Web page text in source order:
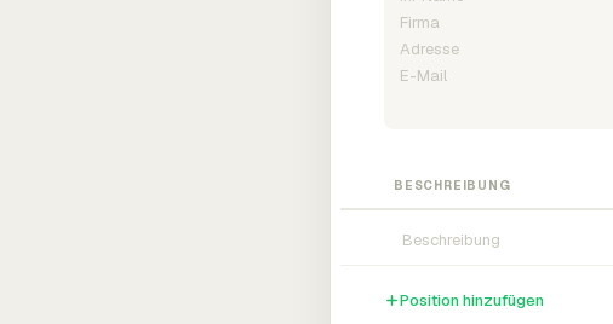
BESCHREIBUNG
Position hinzufügen